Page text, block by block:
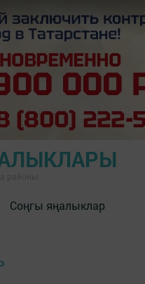
Соңгы яңалыклар